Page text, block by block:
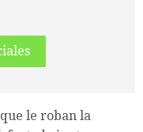
le roban la